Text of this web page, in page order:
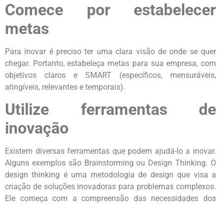
Comece por estabelecer
metas
Para inovar é preciso ter uma clara visão de onde se quer
chegar. Portanto, estabeleça metas para sua empresa, com
objetivos claros e SMART (específicos, mensuráveis,
atingíveis, relevantes e temporais).
Utilize ferramentas de
inovação
Existem diversas ferramentas que podem ajudá-lo a inovar.
Alguns exemplos são Brainstorming ou Design Thinking. O
design thinking é uma metodologia de design que visa a
criação de soluções inovadoras para problemas complexos.
Ele começa com a compreensão das necessidades dos